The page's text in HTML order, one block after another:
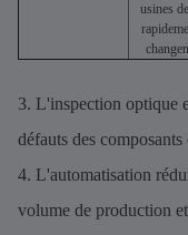
usines
3. L'inspection optique
défauts des
4. L'automatisation
volume de production